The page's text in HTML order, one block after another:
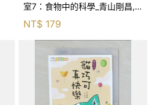
室7：食物中的科學_青山剛昌,
NT$ 179